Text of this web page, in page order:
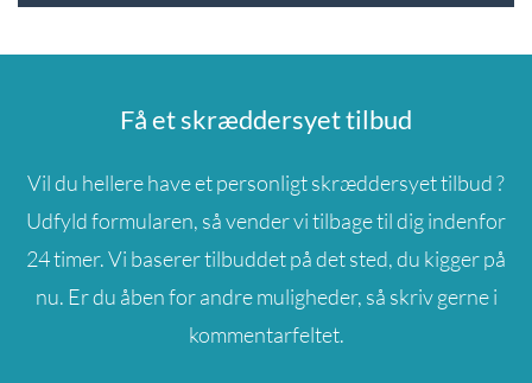
Få et skræddersyet tilbud
Vil du hellere have et personligt skræddersyet tilbud ?
Udfyld formularen, så vender vi tilbage til dig indenfor
24 timer. Vi baserer tilbuddet på det sted, du kigger på
nu. Er du åben for andre muligheder, så skriv gerne i
kommentarfeltet.